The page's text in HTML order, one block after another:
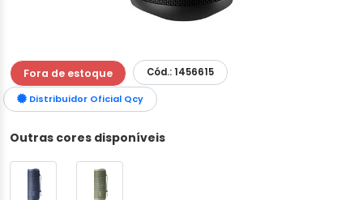
Fora de estoque Cód.: 1456615
Distribuidor Oficial Qcy
Outras cores disponíveis